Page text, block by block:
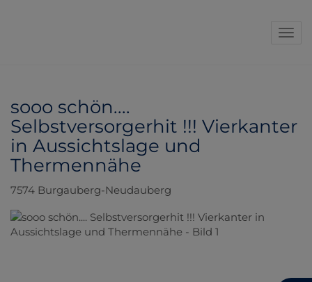
sooo schön....
Selbstversorgerhit !!! Vierkanter
in Aussichtslage und
Thermennähe
7574 Burgauberg-Neudauberg